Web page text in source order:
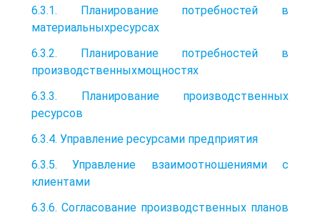
6.3.1. Планирование потребностей в
материальныхресурсах
6.3.2. Планирование потребностей в
производственныхмощностях
6.3.3. Планирование производственных
ресурсов
6.3.4. Управление ресурсами предприятия
6.3.5. Управление взаимоотношениями с
клиентами
6.3.6. Согласование производственных планов